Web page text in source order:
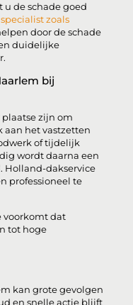
u de schade goed
zoals
door de schade
duidelijke
bij
zijn om
aan het vastzetten
of tijdelijk
wordt daarna een
Holland-dakservice
professioneel te
voorkomt dat
tot hoge
kan grote gevolgen
en snelle actie blijft